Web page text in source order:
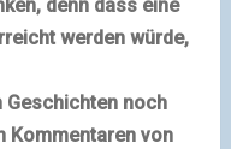
denn dass eine
werden würde,
Geschichten noch
Kommentaren von